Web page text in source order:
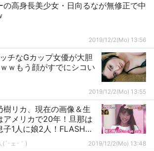
の高身長美少女・日向るなが無修正で中
2019/12/2(Mo) 13:56
チなGカップ女優が大胆
ｗもう顔がすでにシコい
2019/12/2(Mo) 13:55
樹リカ、現在の画像＆生
アメリカで20年！旦那は
1人に娘2人！FLASH報
まとめ！
･ェ･｀) 2019/12/2(Mo) 13:48